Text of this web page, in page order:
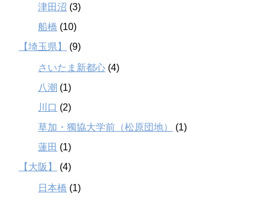
津田沼 (3)
船橋 (10)
【埼玉県】
(9)
さいたま新都心 (4)
八潮 (1)
川口 (2)
草加・獨協大学前（松原団地）
(1)
蓮田 (1)
【大阪】
(4)
日本橋 (1)